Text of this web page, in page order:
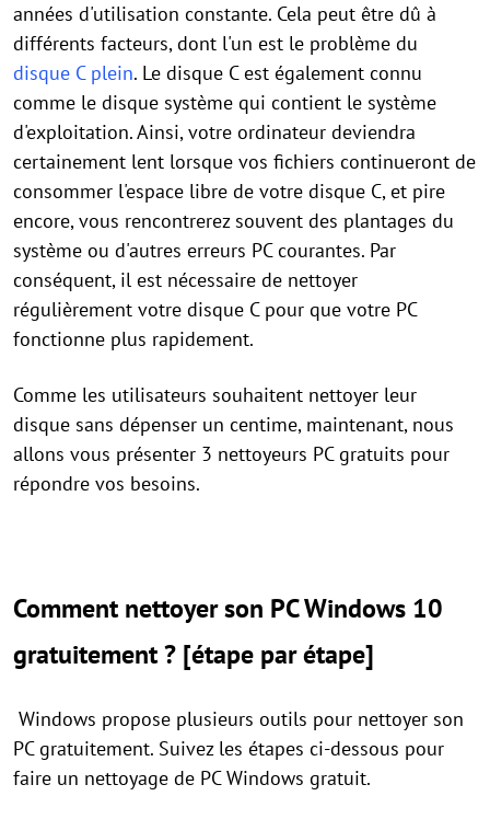
années d'utilisation constante. Cela peut être dû à
différents facteurs, dont l'un est le problème du
disque C plein. Le disque C est également connu
comme le disque système qui contient le système
d'exploitation. Ainsi, votre ordinateur deviendra
certainement lent lorsque vos fichiers continueront de
consommer l'espace libre de votre disque C, et pire
encore, vous rencontrerez souvent des plantages du
système ou d'autres erreurs PC courantes. Par
conséquent, il est nécessaire de nettoyer
régulièrement votre disque C pour que votre PC
fonctionne plus rapidement.
Comme les utilisateurs souhaitent nettoyer leur
disque sans dépenser un centime, maintenant, nous
allons vous présenter 3 nettoyeurs PC gratuits pour
répondre vos besoins.
Comment nettoyer son PC Windows 10
gratuitement ? [étape par étape]
Windows propose plusieurs outils pour nettoyer son
PC gratuitement. Suivez les étapes ci-dessous pour
faire un nettoyage de PC Windows gratuit.